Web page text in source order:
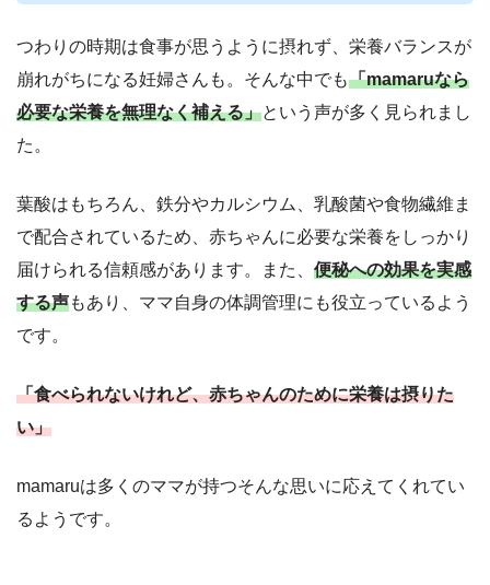
つわりの時期は食事が思うように摂れず、栄養バランスが
崩れがちになる妊婦さんも。そんな中でも「mamaruなら
必要な栄養を無理なく補える」という声が多く見られまし
た。
葉酸はもちろん、鉄分やカルシウム、乳酸菌や食物繊維ま
で配合されているため、赤ちゃんに必要な栄養をしっかり
届けられる信頼感があります。また、 便秘への効果を実感
する声もあり、ママ自身の体調管理にも役立っているよう
です。
「食べられないけれど、赤ちゃんのために栄養は摂りた
い」
mamaruは多くのママが持つそんな思いに応えてくれてい
るようです。